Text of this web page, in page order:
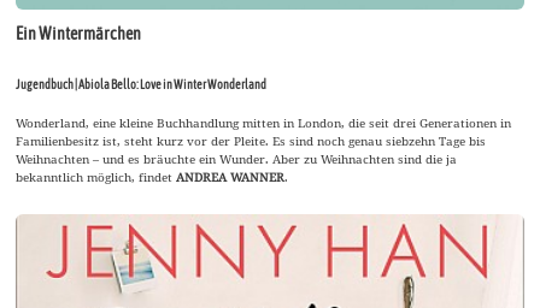
Ein Wintermärchen
Jugendbuch | Abiola Bello: Love in Winter Wonderland
Wonderland, eine kleine Buchhandlung mitten in London, die seit drei Generationen in
Familienbesitz ist, steht kurz vor der Pleite. Es sind noch genau siebzehn Tage bis
Weihnachten – und es bräuchte ein Wunder. Aber zu Weihnachten sind die ja
bekanntlich möglich, findet ANDREA WANNER.